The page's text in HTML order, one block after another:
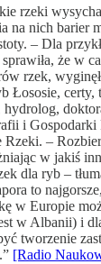
rzeki
na nich barier
– Dla
że w
rzek,
Łososie, certy,
hydrolog,
i Gospodarki
Rzeki. –
w jakiś
dla ryb –
to
w Europie
w Albanii) i
tworzenie
[Radio